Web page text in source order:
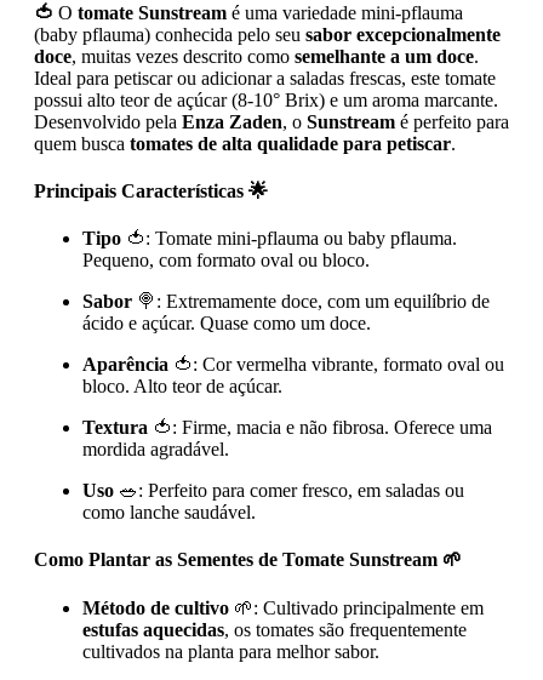
🍅 O tomate Sunstream é uma variedade mini-pflauma
(baby pflauma) conhecida pelo seu sabor excepcionalmente
doce, muitas vezes descrito como semelhante a um doce.
Ideal para petiscar ou adicionar a saladas frescas, este tomate
possui alto teor de açúcar (8-10° Brix) e um aroma marcante.
Desenvolvido pela Enza Zaden, o Sunstream é perfeito para
quem busca tomates de alta qualidade para petiscar.
Principais Características 🌟
Tipo 🍅: Tomate mini-pflauma ou baby pflauma.
Pequeno, com formato oval ou bloco.
Sabor 🍭: Extremamente doce, com um equilíbrio de
ácido e açúcar. Quase como um doce.
Aparência 🍅: Cor vermelha vibrante, formato oval ou
bloco. Alto teor de açúcar.
Textura 🍅: Firme, macia e não fibrosa. Oferece uma
mordida agradável.
Uso 🥗: Perfeito para comer fresco, em saladas ou
como lanche saudável.
Como Plantar as Sementes de Tomate Sunstream 🌱
Método de cultivo 🌱: Cultivado principalmente em
estufas aquecidas, os tomates são frequentemente
cultivados na planta para melhor sabor.